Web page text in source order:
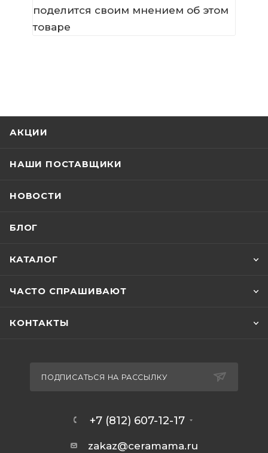
поделится своим мнением об этом
товаре
АКЦИИ
НАШИ ПОСТАВЩИКИ
НОВОСТИ
БЛОГ
КАТАЛОГ
ЧАСТО СПРАШИВАЮТ
КОНТАКТЫ
ПОДПИСАТЬСЯ НА РАССЫЛКУ
+7 (812) 607-12-17
zakaz@ceramama.ru